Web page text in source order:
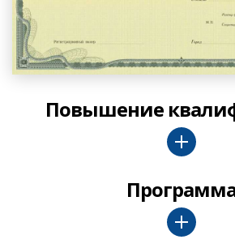
Повышение